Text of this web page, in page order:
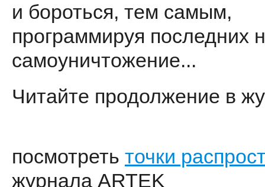
и бороться, тем самым,
программируя последних
самоуничтожение...
Читайте продолжение в
посмотреть точки
журнала ARTEK